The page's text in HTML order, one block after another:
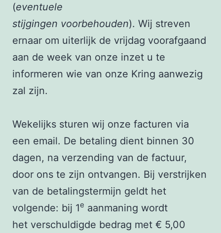
(eventuele
stijgingen voorbehouden). Wij streven
ernaar om uiterlijk de vrijdag voorafgaand
aan de week van onze inzet u te
informeren wie van onze Kring aanwezig
zal zijn.
Wekelijks sturen wij onze facturen via
een email. De betaling dient binnen 30
dagen, na verzending van de factuur,
door ons te zijn ontvangen. Bij verstrijken
van de betalingstermijn geldt het
volgende: bij 1e aanmaning wordt
het verschuldigde bedrag met € 5,00